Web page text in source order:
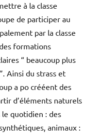
à la classe
de participer au
par la classe
formations
“ beaucoup plus
Ainsi du strass et
a po crééent des
d’éléments naturels
quotidien : des
animaux :